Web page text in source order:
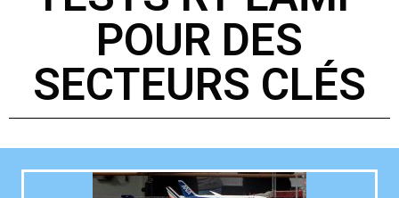
POUR DES
SECTEURS CLÉS